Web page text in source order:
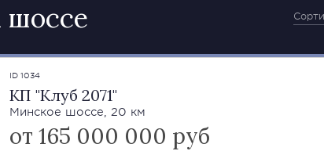
ID 1034
КП "Клуб 2071"
Минское шоссе, 20 км
от 165 000 000 руб